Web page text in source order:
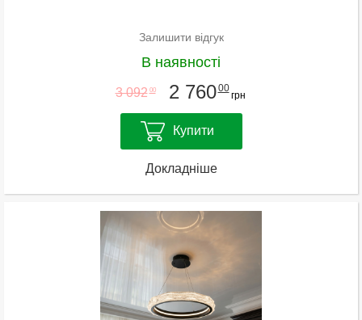
Залишити відгук
В наявності
3 092 00 2 76000
грн
Купити
Докладніше